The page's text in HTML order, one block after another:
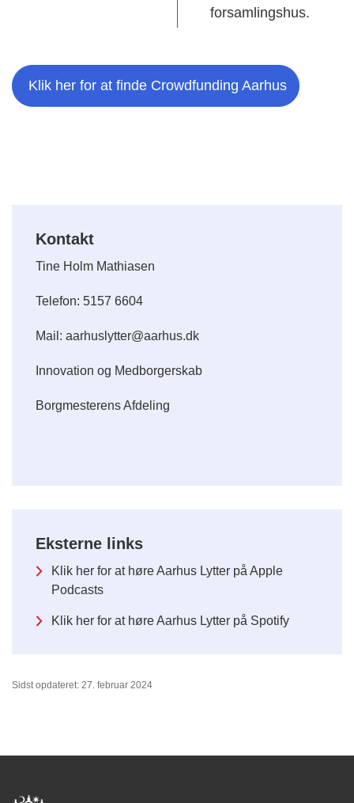
forsamlingshus.
Klik her for at finde Crowdfunding Aarhus
Kontakt
Tine Holm Mathiasen
Telefon: 5157 6604
Mail: aarhuslytter@aarhus.dk
Innovation og Medborgerskab
Borgmesterens Afdeling
Eksterne links
Klik her for at høre Aarhus Lytter på Apple
Podcasts
Klik her for at høre Aarhus Lytter på Spotify
Sidst opdateret: 27. februar 2024